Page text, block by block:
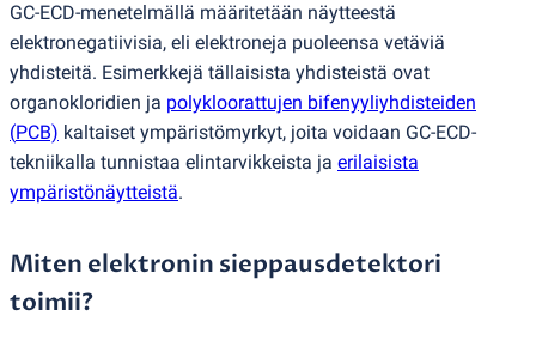
GC-ECD-menetelmällä määritetään näytteestä
elektronegatiivisia, eli elektroneja puoleensa vetäviä
yhdisteitä. Esimerkkejä tällaisista yhdisteistä ovat
organokloridien ja polykloorattujen bifenyyliyhdisteiden
(PCB) kaltaiset ympäristömyrkyt, joita voidaan GC-ECD-
tekniikalla tunnistaa elintarvikkeista ja erilaisista
ympäristönäytteistä.
Miten elektronin sieppausdetektori
toimii?